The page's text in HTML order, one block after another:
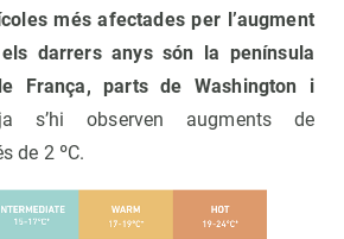
més afectades per l’augment
darrers anys són la península
França, parts de Washington i
s’hi observen augments de
de 2 ºC.